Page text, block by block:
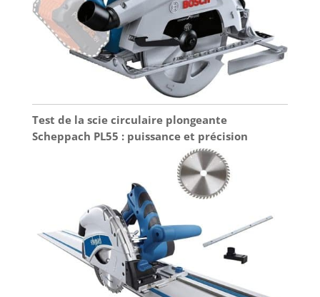
Test de la scie circulaire plongeante
Scheppach PL55 : puissance et précision